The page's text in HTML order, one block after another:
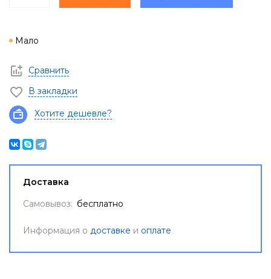
Мало
Сравнить
В закладки
Хотите дешевле?
Доставка
Самовывоз: бесплатно
Информация о доставке и оплате